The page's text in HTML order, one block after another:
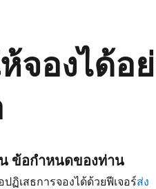
จองได้อ
ข้อกำหนดของท่าน
ฏิเสธการจองได้ด้วยฟีเจอร์ส่ง